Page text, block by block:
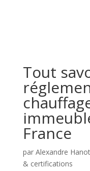
Tout
France
par Alexandre Hanot
& certifications